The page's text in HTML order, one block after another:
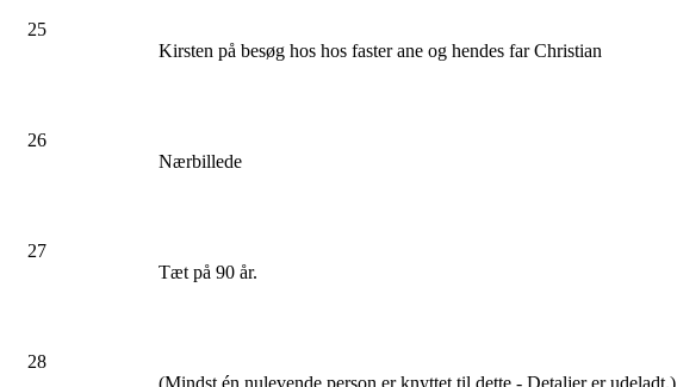
25
Kirsten på besøg hos hos faster ane og hendes far Christian
26
Nærbillede
27
Tæt på 90 år.
28
(Mindst én nulevende person er knyttet til dette - Detaljer er udeladt.)